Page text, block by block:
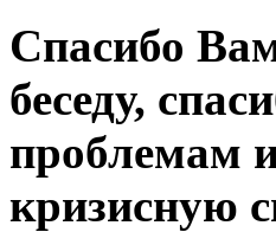
Спасибо
беседу,
проблемам
кризисную